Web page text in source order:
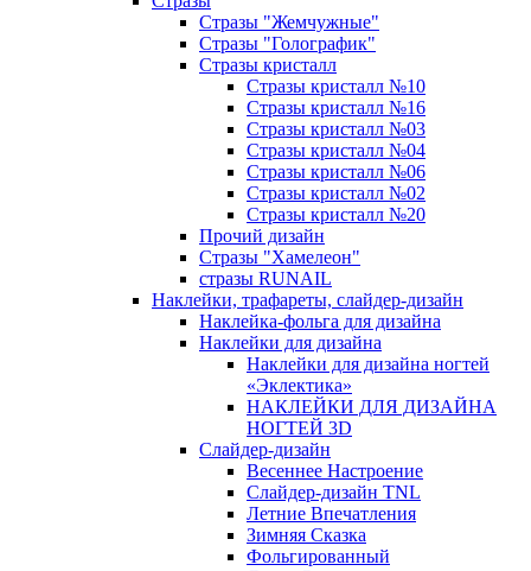
Стразы "Жемчужные"
Стразы "Голографик"
Стразы кристалл
Стразы кристалл №10
Стразы кристалл №16
Стразы кристалл №03
Стразы кристалл №04
Стразы кристалл №06
Стразы кристалл №02
Стразы кристалл №20
Прочий дизайн
Стразы "Хамелеон"
стразы RUNAIL
Наклейки, трафареты, слайдер-дизайн
Наклейка-фольга для дизайна
Наклейки для дизайна
Наклейки для дизайна ногтей
«Эклектика»
НАКЛЕЙКИ ДЛЯ ДИЗАЙНА
НОГТЕЙ 3D
Слайдер-дизайн
Весеннее Настроение
Слайдер-дизайн TNL
Летние Впечатления
Зимняя Сказка
Фольгированный